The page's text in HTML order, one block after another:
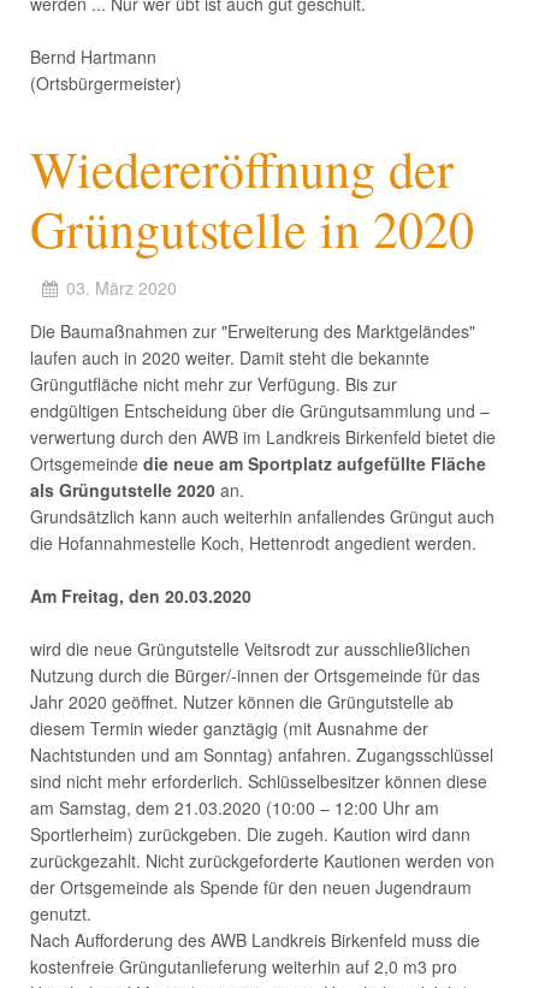
Bernd Hartmann
(Ortsbürgermeister)
Wiedereröffnung der
Grüngutstelle in 2020
03. März 2020
Die Baumaßnahmen zur "Erweiterung des Marktgeländes"
laufen auch in 2020 weiter. Damit steht die bekannte
Grüngutfläche nicht mehr zur Verfügung. Bis zur
endgültigen Entscheidung über die Grüngutsammlung und –
verwertung durch den AWB im Landkreis Birkenfeld bietet die
Ortsgemeinde die neue am Sportplatz aufgefüllte Fläche
als Grüngutstelle 2020 an.
Grundsätzlich kann auch weiterhin anfallendes Grüngut auch
die Hofannahmestelle Koch, Hettenrodt angedient werden.
Am Freitag, den 20.03.2020
wird die neue Grüngutstelle Veitsrodt zur ausschließlichen
Nutzung durch die Bürger/-innen der Ortsgemeinde für das
Jahr 2020 geöffnet. Nutzer können die Grüngutstelle ab
diesem Termin wieder ganztägig (mit Ausnahme der
Nachtstunden und am Sonntag) anfahren. Zugangsschlüssel
sind nicht mehr erforderlich. Schlüsselbesitzer können diese
am Samstag, dem 21.03.2020 (10:00 – 12:00 Uhr am
Sportlerheim) zurückgeben. Die zugeh. Kaution wird dann
zurückgezahlt. Nicht zurückgeforderte Kautionen werden von
der Ortsgemeinde als Spende für den neuen Jugendraum
genutzt.
Nach Aufforderung des AWB Landkreis Birkenfeld muss die
kostenfreie Grüngutanlieferung weiterhin auf 2,0 m3 pro